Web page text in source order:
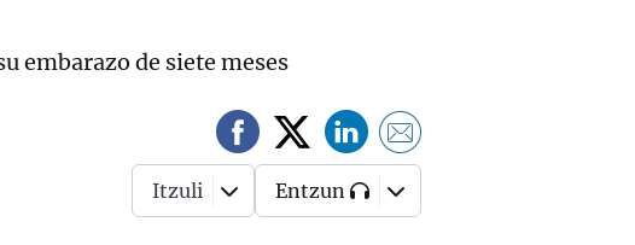
embarazo de siete meses
Itzuli Entzun